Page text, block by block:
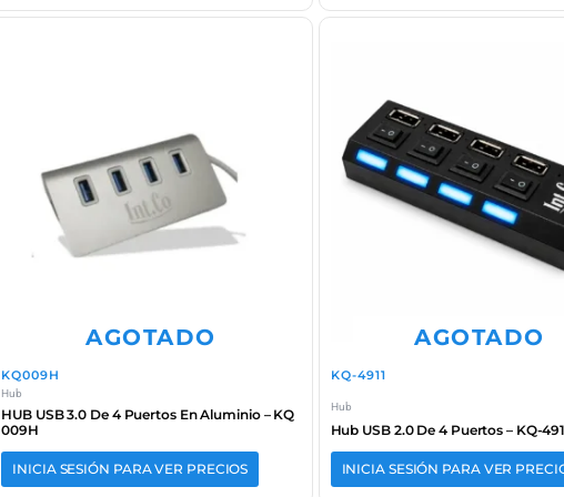
AGOTADO
KQ009H
Hub
HUB USB 3.0 De 4 Puertos En Aluminio – KQ
009H
INICIA SESIÓN PARA VER PRECIOS
AGOTADO
KQ-4911
Hub
Hub USB 2.0 De 4 Puertos – KQ-
INICIA SESIÓN PARA VER